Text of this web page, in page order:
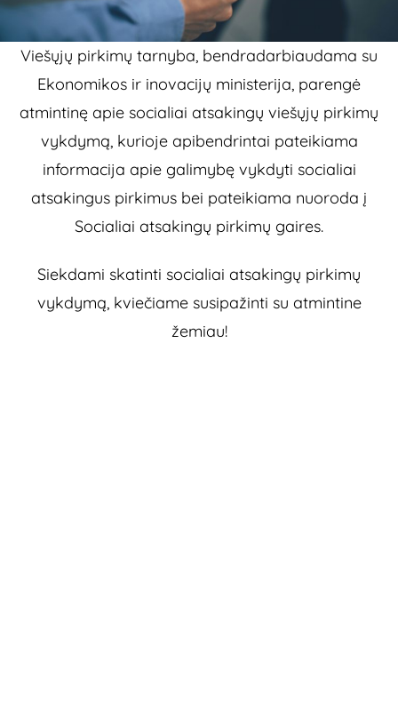
Viešųjų pirkimų tarnyba, bendradarbiaudama su
Ekonomikos ir inovacijų ministerija, parengė
atmintinę apie socialiai atsakingų viešųjų pirkimų
vykdymą, kurioje apibendrintai pateikiama
informacija apie galimybę vykdyti socialiai
atsakingus pirkimus bei pateikiama nuoroda į
Socialiai atsakingų pirkimų gaires.
Siekdami skatinti socialiai atsakingų pirkimų
vykdymą, kviečiame susipažinti su atmintine
žemiau!